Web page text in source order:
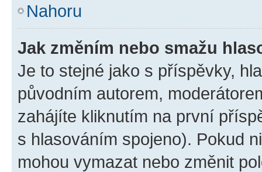
Nahoru
Jak změním nebo smažu
Je to stejné jako s příspěvky,
původním autorem,
zahájíte kliknutím na první
s hlasováním spojeno). Pokud
mohou vymazat nebo změnit